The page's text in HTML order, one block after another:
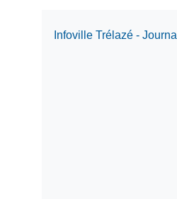
Infoville Trélazé -